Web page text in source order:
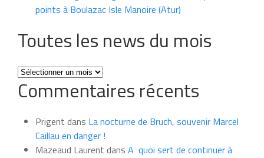
points à Boulazac Isle Manoire (Atur)
Toutes les news du mois
Toutes
les
news
mois
Commentaires récents
Prigent dans La nocturne de Bruch, souvenir Marcel
Caillau en danger !
Mazeaud Laurent dans A quoi sert de continuer à